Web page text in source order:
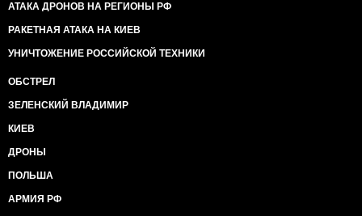
АТАКА ДРОНОВ НА РЕГИОНЫ РФ
РАКЕТНАЯ АТАКА НА КИЕВ
УНИЧТОЖЕНИЕ РОССИЙСКОЙ ТЕХНИКИ
ОБСТРЕЛ
ЗЕЛЕНСКИЙ ВЛАДИМИР
КИЕВ
ДРОНЫ
ПОЛЬША
АРМИЯ РФ